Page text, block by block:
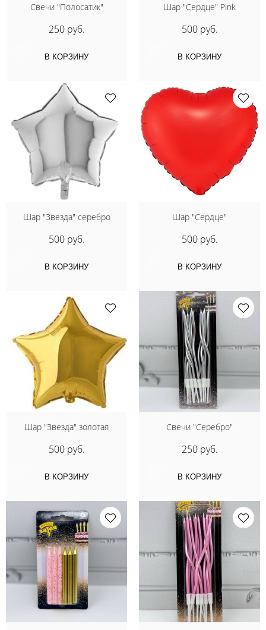
Свечи "Полосатик"
250 руб.
В КОРЗИНУ
Шар "Сердце" Pink
500 руб.
В КОРЗИНУ
Шар "Звезда" серебро
500 руб.
В КОРЗИНУ
Шар "Сердце"
500 руб.
В КОРЗИНУ
Шар "Звезда" золотая
500 руб.
В КОРЗИНУ
Свечи "Серебро"
250 руб.
В КОРЗИНУ